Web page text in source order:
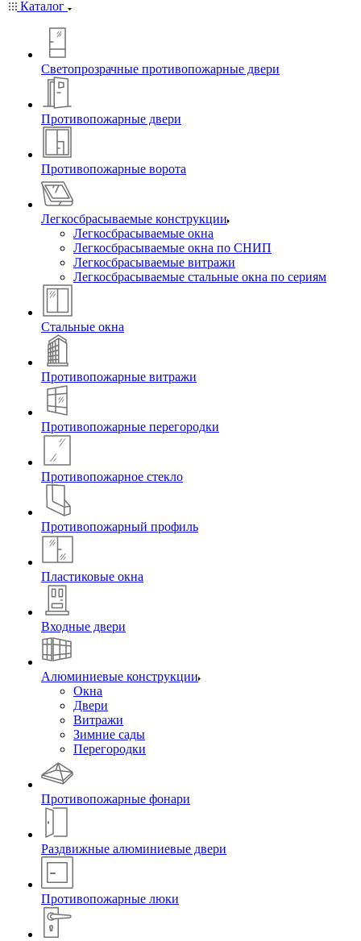
Каталог
Светопрозрачные противопожарные двери
Противопожарные двери
Противопожарные ворота
Легкосбрасываемые конструкции
Легкосбрасываемые окна
Легкосбрасываемые окна по СНИП
Легкосбрасываемые витражи
Легкосбрасываемые стальные окна по сериям
Стальные окна
Противопожарные витражи
Противопожарные перегородки
Противопожарное стекло
Противопожарный профиль
Пластиковые окна
Входные двери
Алюминиевые конструкции
Окна
Двери
Витражи
Зимние сады
Перегородки
Противопожарные фонари
Раздвижные алюминиевые двери
Противопожарные люки